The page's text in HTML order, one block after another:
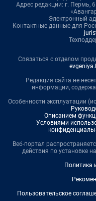
Адрес редакции: г. Пермь,
Электронный
Контактные данные для
Связаться с отделом
Редакция сайта не
информации,
Особенности эксплуатации
Описанием
Условиями
Веб-портал
действия по установке
Политика
Пользовательское